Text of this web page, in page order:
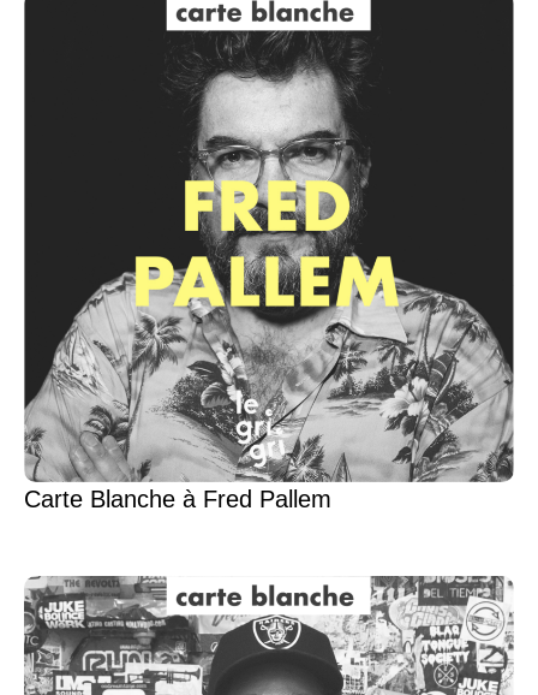
Carte Blanche à Fred Pallem